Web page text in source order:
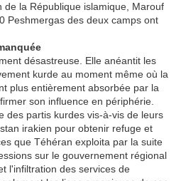
de la République islamique, Marouf
Peshmergas des deux camps ont
désastreuse. Elle anéantit les
kurde au moment même où la
plus entièrement absorbée par la
son influence en périphérie.
des partis kurdes vis-à-vis de leurs
irakien pour obtenir refuge et
que Téhéran exploita par la suite
sur le gouvernement régional
l'infiltration des services de